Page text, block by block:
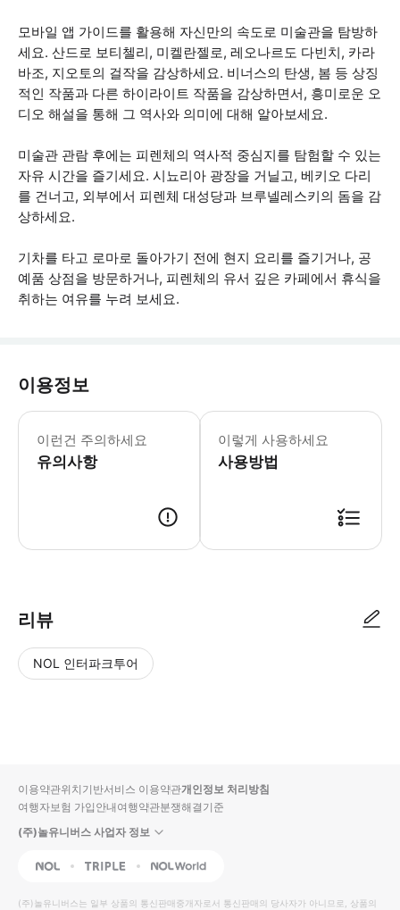
모바일 앱 가이드를 활용해 자신만의 속도로 미술관을 탐방하
세요. 산드로 보티첼리, 미켈란젤로, 레오나르도 다빈치, 카라
바조, 지오토의 걸작을 감상하세요. 비너스의 탄생, 봄 등 상징
적인 작품과 다른 하이라이트 작품을 감상하면서, 흥미로운 오
디오 해설을 통해 그 역사와 의미에 대해 알아보세요.
미술관 관람 후에는 피렌체의 역사적 중심지를 탐험할 수 있는
자유 시간을 즐기세요. 시뇨리아 광장을 거닐고, 베키오 다리
를 건너고, 외부에서 피렌체 대성당과 브루넬레스키의 돔을 감
상하세요.
기차를 타고 로마로 돌아가기 전에 현지 요리를 즐기거나, 공
예품 상점을 방문하거나, 피렌체의 유서 깊은 카페에서 휴식을
취하는 여유를 누려 보세요.
이용정보
이런건 주의하세요
유의사항
이 활동은 환불이 불가능합니다. 예약
이렇게 사용하세요
사용방법
리뷰
NOL 인터파크투어
입니
다.
높
동
순
상
이용약관위치기반서비스 이용약관개인정보 처리방침
여행자보험 가입안내여행약관분쟁해결기준
(주)놀유니버스 사업자 정보
NOL Triple Interpark Global
(주)놀유니버스는 일부 상품의 통신판매중개자로서 통신판매의 당사자가 아니므로, 상품의